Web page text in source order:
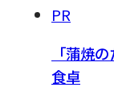
PR
「蒲焼
食卓